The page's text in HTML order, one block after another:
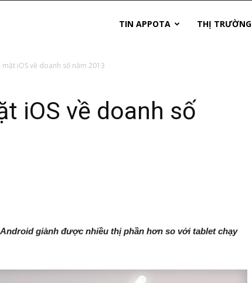
TIN APPOTA THỊ TRƯỜNG
iOS về doanh số năm 2013
iOS về doanh số
giành được nhiều thị phần hơn so với tablet chạy